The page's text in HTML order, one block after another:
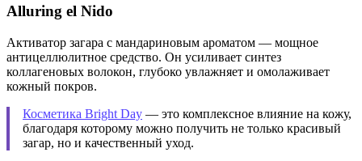
Alluring el Nido
Активатор загара с мандариновым ароматом — мощное
антицеллюлитное средство. Он усиливает синтез
коллагеновых волокон, глубоко увлажняет и омолаживает
кожный покров.
Косметика Bright Day — это комплексное влияние на кожу,
благодаря которому можно получить не только красивый
загар, но и качественный уход.